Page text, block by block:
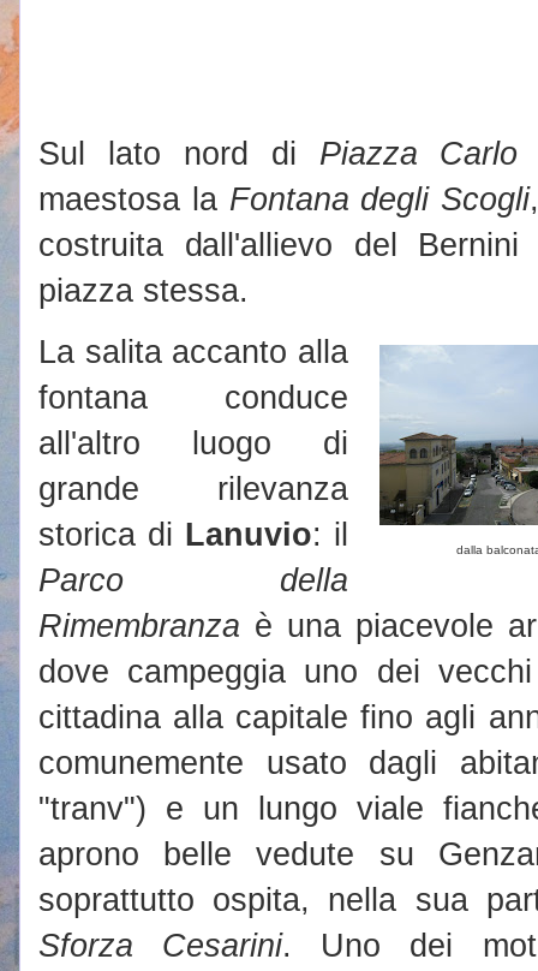
Sul lato nord di Piazza Carlo
maestosa la Fontana degli Scogli
costruita dall'allievo del
piazza stessa.
dalla
La salita accanto alla
fontana conduce
all'altro luogo di
grande rilevanza
storica di Lanuvio: il
Parco della
Rimembranza è una piacevole
dove campeggia uno dei
cittadina alla capitale fino agli
comunemente usato dagli
"tranv") e un lungo viale
aprono belle vedute su
soprattutto ospita, nella sua
Sforza Cesarini. Uno dei